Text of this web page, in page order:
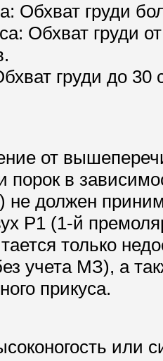
Обхват груди
Обхват груди
груди до
от
порок в
должен
Р1 (1-й
только
учета МЗ), а
прикуса.
или